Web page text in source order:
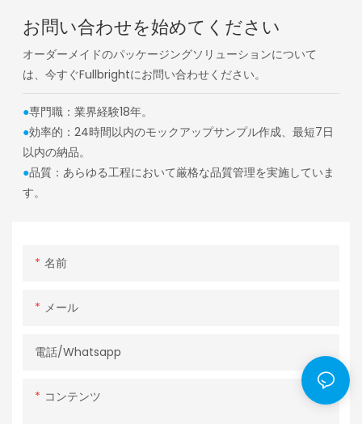
お問い合わせを始めてください
オーダーメイドのパッケージングソリューションについて
は、今すぐFullbrightにお問い合わせください。
●専門職：業界経験18年。
●効率的：24時間以内のモックアップサンプル作成、最短7日
以内の納品。
●品質：あらゆる工程において厳格な品質管理を実施していま
す。
名前
メール
電話/whatsapp
コンテンツ